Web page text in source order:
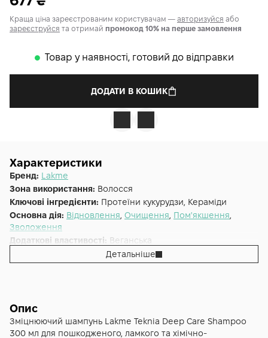
Краща ціна зареєстрованим користувачам — авторизуйся або
зареєструйся та отримай промокод 10% на перше замовлення
𒊹 Товар у наявності, готовий до відправки
ДОДАТИ В КОШИК
Характеристики
Бренд: Lakme
Зона використання: Волосся
Ключові інгредієнти: Протеїни кукурудзи, Керамiди
Основна дія: Відновлення, Очищення, Пом'якшення,
Зволоження
Додаткові властивості: Веганська
ШампуньДетальніше
Опис
Зміцнюючий шампунь Lakme Teknia Deep Care Shampoo
300 мл для пошкодженого, ламкого та хімічно-